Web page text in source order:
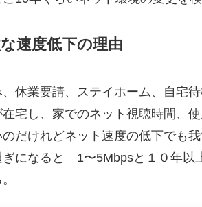
速度低下の理由
休業要請、ステイホーム、自宅
在宅し、家でのネット視聴時間、
だけれどネット速度の低下でも
ぎになると 1〜5Mbpsと１０年以